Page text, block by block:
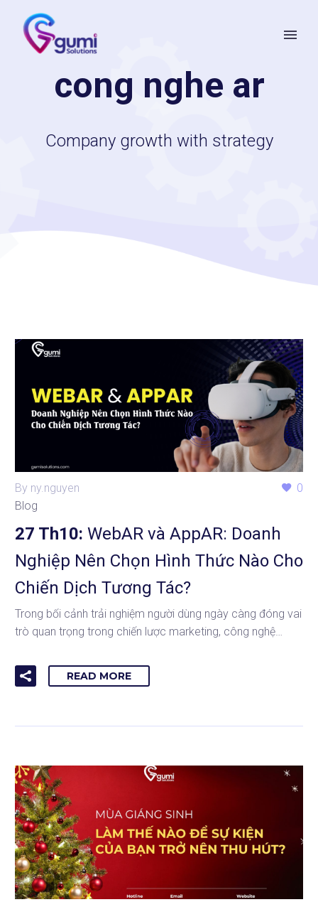
cong nghe ar
Company growth with strategy
0
By ny.nguyen
Blog
27 Th10: WebAR và AppAR: Doanh
Nghiệp Nên Chọn Hình Thức Nào Cho
Chiến Dịch Tương Tác?
Trong bối cảnh trải nghiệm người dùng ngày càng đóng vai
trò quan trọng trong chiến lược marketing, công nghệ…
READ MORE